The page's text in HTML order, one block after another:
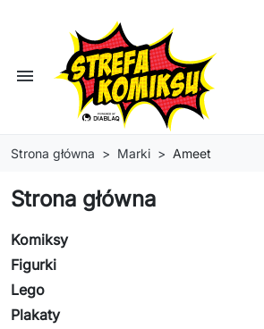
menu
Strona główna Marki Ameet
Strona główna
Komiksy
Figurki
Lego
Plakaty